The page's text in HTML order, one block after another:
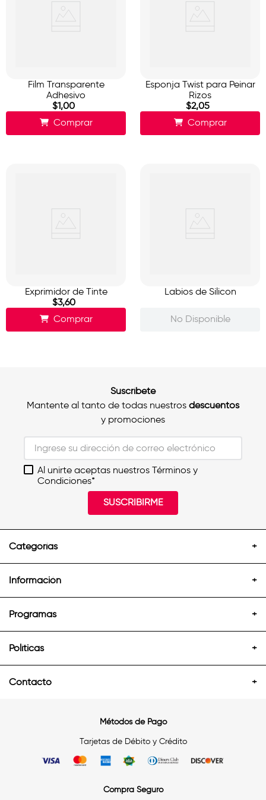
Film Transparente
Adhesivo
$1,00
Comprar
Esponja Twist para Peinar
Rizos
$2,05
Comprar
Exprimidor de Tinte
$3,60
Comprar
Labios de Silicon
No Disponible
Suscríbete
Mantente al tanto de todas nuestros descuentos
y promociones
Al unirte aceptas nuestros Términos y
Condiciones*
SUSCRIBIRME
Categorías +
Información +
Programas +
Políticas +
Contacto +
Métodos de Pago
Tarjetas de Débito y Crédito
Compra Seguro